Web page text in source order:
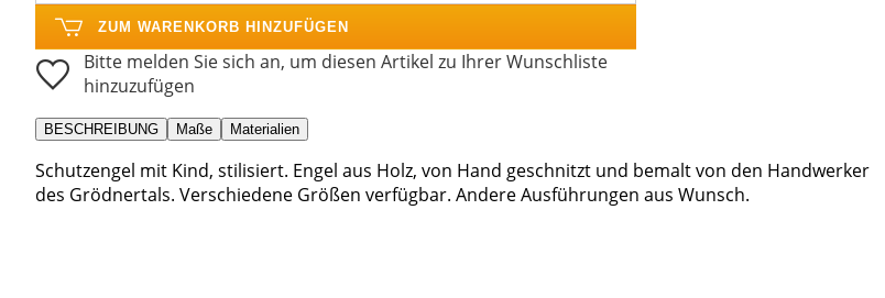
ZUM WARENKORB HINZUFÜGEN
Bitte melden Sie sich an, um diesen Artikel zu Ihrer Wunschliste
hinzuzufügen
BESCHREIBUNG Maße Materialien
Schutzengel mit Kind, stilisiert. Engel aus Holz, von Hand geschnitzt und bemalt von den Handwerker
des Grödnertals. Verschiedene Größen verfügbar. Andere Ausführungen aus Wunsch.